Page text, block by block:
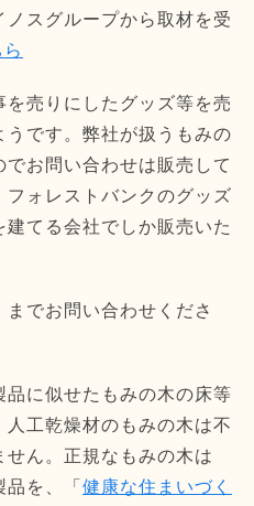
スグループから取材を受
売りにしたグッズ等を売
うです。弊社が扱うもみの
お問い合わせは販売して
ォレストバンクのグッズ
てる会社でしか販売いた
までお問い合わせくださ
品に似せたもみの木の床等
工乾燥材のもみの木は不
ん。正規なもみの木は
品を、「 健康な住まいづく